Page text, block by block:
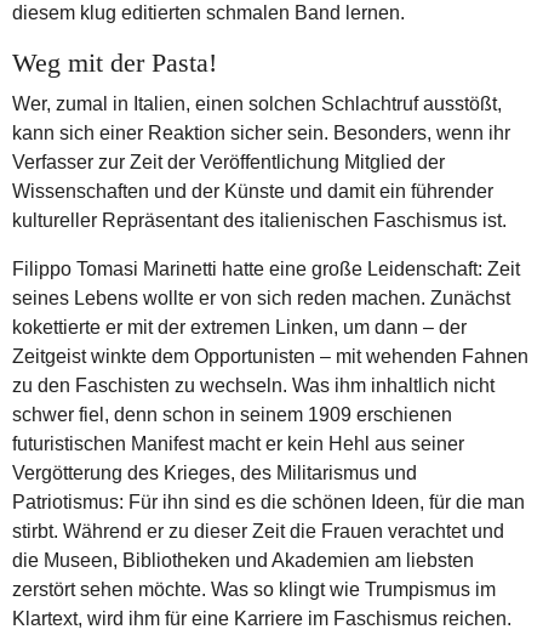
diesem klug editierten schmalen Band lernen.
Weg mit der Pasta!
Wer, zumal in Italien, einen solchen Schlachtruf ausstößt,
kann sich einer Reaktion sicher sein. Besonders, wenn ihr
Verfasser zur Zeit der Veröffentlichung Mitglied der
Wissenschaften und der Künste und damit ein führender
kultureller Repräsentant des italienischen Faschismus ist.
Filippo Tomasi Marinetti hatte eine große Leidenschaft: Zeit
seines Lebens wollte er von sich reden machen. Zunächst
kokettierte er mit der extremen Linken, um dann – der
Zeitgeist winkte dem Opportunisten – mit wehenden Fahnen
zu den Faschisten zu wechseln. Was ihm inhaltlich nicht
schwer fiel, denn schon in seinem 1909 erschienen
futuristischen Manifest macht er kein Hehl aus seiner
Vergötterung des Krieges, des Militarismus und
Patriotismus: Für ihn sind es die schönen Ideen, für die man
stirbt. Während er zu dieser Zeit die Frauen verachtet und
die Museen, Bibliotheken und Akademien am liebsten
zerstört sehen möchte. Was so klingt wie Trumpismus im
Klartext, wird ihm für eine Karriere im Faschismus reichen.